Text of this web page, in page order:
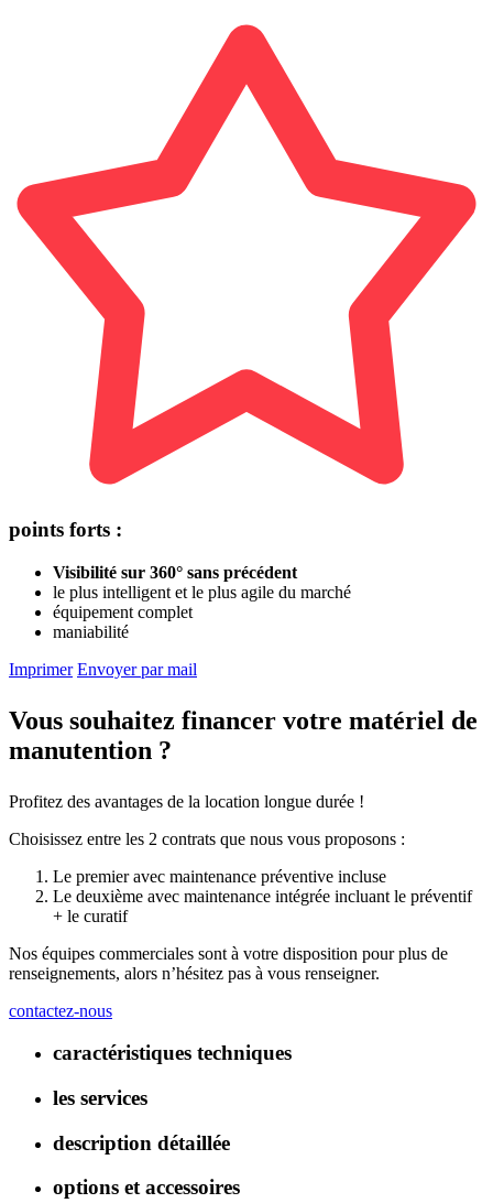
points forts :
Visibilité sur 360° sans précédent
le plus intelligent et le plus agile du marché
équipement complet
maniabilité
Imprimer Envoyer par mail
Vous souhaitez financer votre matériel de
manutention ?
Profitez des avantages de la location longue durée !
Choisissez entre les 2 contrats que nous vous proposons :
Le premier avec maintenance préventive incluse
Le deuxième avec maintenance intégrée incluant le préventif
+ le curatif
Nos équipes commerciales sont à votre disposition pour plus de
renseignements, alors n’hésitez pas à vous renseigner.
contactez-nous
caractéristiques techniques
les services
description détaillée
options et accessoires